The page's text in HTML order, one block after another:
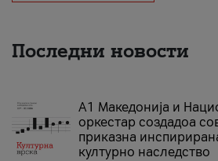
Последни новости
А1 Македонија и
оркестар создадоа
приказна
културно наследство